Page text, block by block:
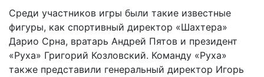
Среди участников игры были такие известные
фигуры, как спортивный директор «Шахтера»
Дарио Срна, вратарь Андрей Пятов и президент
«Руха» Григорий Козловский. Команду «Руха»
также представили генеральный директор Игорь